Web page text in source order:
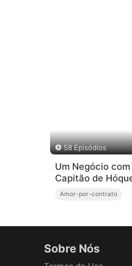
58 Episódios
Um Negócio com
Capitão de
(Dublado)
Amor-por-contrato
Sobre Nós